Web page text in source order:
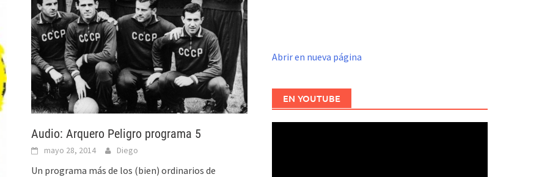
Audio: Arquero Peligro programa 5
mayo 28, 2014 Diego
Un programa más de los (bien) ordinarios de
Abrir en nueva página
EN YOUTUBE